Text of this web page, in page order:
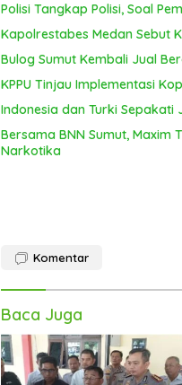
Polisi Tangkap Polisi, Soal
Kapolrestabes Medan Sebut
Bulog Sumut Kembali Jual
KPPU Tinjau Implementasi
Indonesia dan Turki Sepakati
Bersama BNN Sumut, Maxim
Narkotika
Komentar
Baca Juga